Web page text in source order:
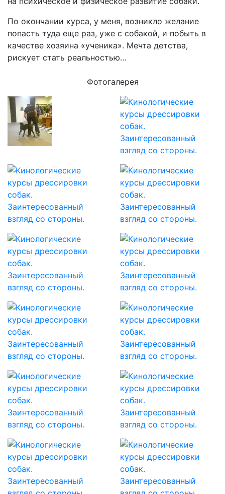
По окончании курса, у меня, возникло желание
попасть туда еще раз, уже с собакой, и побыть в
качестве хозяина «ученика». Мечта детства,
рискует стать реальностью…
Фотогалерея